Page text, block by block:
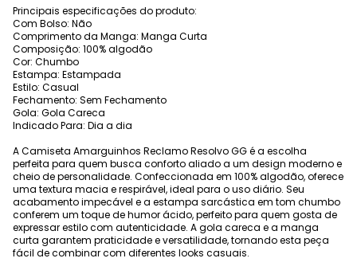
Principais especificações do produto:
Com Bolso: Não
Comprimento da Manga: Manga Curta
Composição: 100% algodão
Cor: Chumbo
Estampa: Estampada
Estilo: Casual
Fechamento: Sem Fechamento
Gola: Gola Careca
Indicado Para: Dia a dia
A Camiseta Amarguinhos Reclamo Resolvo GG é a escolha
perfeita para quem busca conforto aliado a um design moderno e
cheio de personalidade. Confeccionada em 100% algodão, oferece
uma textura macia e respirável, ideal para o uso diário. Seu
acabamento impecável e a estampa sarcástica em tom chumbo
conferem um toque de humor ácido, perfeito para quem gosta de
expressar estilo com autenticidade. A gola careca e a manga
curta garantem praticidade e versatilidade, tornando esta peça
fácil de combinar com diferentes looks casuais.